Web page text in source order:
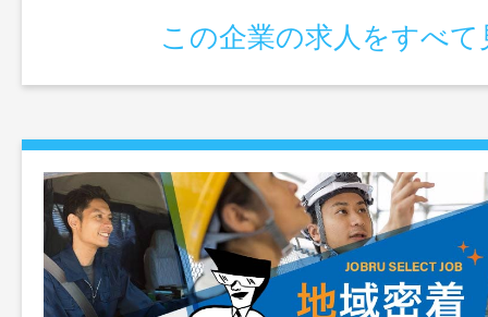
い、行動する際に生じ得る危険を回避す
護を行う。 ※訪問介護地域は、那覇市、
原町、南風原町、八重瀬町、南城市、糸
この企業の求人をすべて